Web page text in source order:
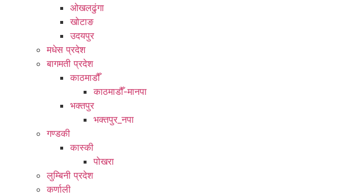
ओखलढुंगा
खोटाङ
उदयपुर
मधेस प्रदेश
बागमती प्रदेश
काठमाडौँ
काठमाडौँ-मानपा
भक्तपुर
भक्तपुर_नपा
गण्डकी
कास्की
पोखरा
लुम्बिनी प्रदेश
कर्णाली